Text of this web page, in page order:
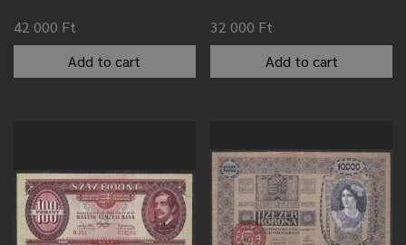
42 000 Ft
Add to cart
32 000 Ft
Add to cart